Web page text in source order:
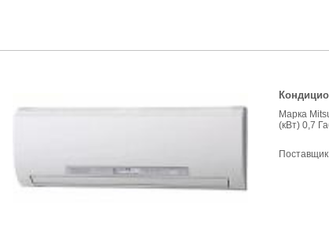
Марка
(кВт) 0,7